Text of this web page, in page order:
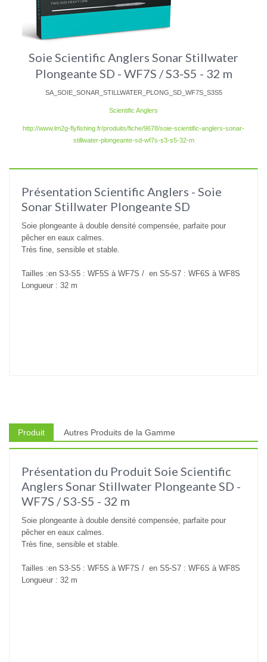
Soie Scientific Anglers Sonar Stillwater
Plongeante SD - WF7S / S3-S5 - 32 m
SA_SOIE_SONAR_STILLWATER_PLONG_SD_WF7S_S3S5
Scientific Anglers
http://www.lm2g-flyfishing.fr/produits/fiche/9678/soie-scientific-anglers-sonar-
stillwater-plongeante-sd-wf7s-s3-s5-32-m
Présentation Scientific Anglers - Soie
Sonar Stillwater Plongeante SD
Soie plongeante à double densité compensée, parfaite pour
pêcher en eaux calmes.
Très fine, sensible et stable.
Tailles :en S3-S5 : WF5S à WF7S / en S5-S7 : WF6S à WF8S
Longueur : 32 m
Produit Autres Produits de la Gamme
Présentation du Produit Soie Scientific
Anglers Sonar Stillwater Plongeante SD -
WF7S / S3-S5 - 32 m
Soie plongeante à double densité compensée, parfaite pour
pêcher en eaux calmes.
Très fine, sensible et stable.
Tailles :en S3-S5 : WF5S à WF7S / en S5-S7 : WF6S à WF8S
Longueur : 32 m